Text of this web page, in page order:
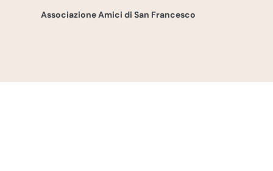
Associazione Amici di San Francesco